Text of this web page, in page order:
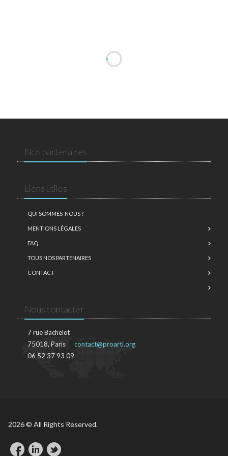
Nos partenaires
Liens utiles
QUI SOMMES-NOUS ?
MENTIONS LÉGALES
FAQ
TOUS NOS PARTENAIRES
CONTACT
Nous contacter
7 rue Bachelet
75018, Paris
06 52 37 93 09
contact@proarti.org
2026 © All Rights Reserved.